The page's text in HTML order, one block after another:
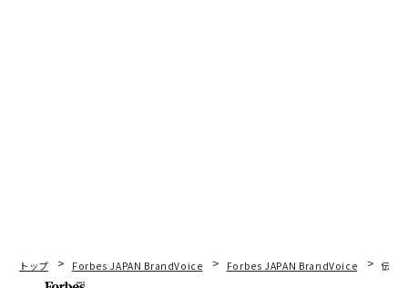
トップ Forbes JAPAN BrandVoice Forbes JAPAN BrandVoice 伝統